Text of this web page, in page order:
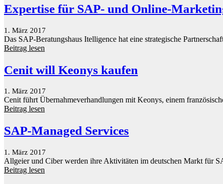
Expertise für SAP- und Online-
1. März 2017
Das SAP-Beratungshaus Itelligence hat eine strategische
Beitrag lesen
Cenit will Keonys kaufen
1. März 2017
Cenit führt Übernahmeverhandlungen mit Keonys, einem
Beitrag lesen
SAP-Managed Services
1. März 2017
Allgeier und Ciber werden ihre Aktivitäten im deutschen Markt für
Beitrag lesen